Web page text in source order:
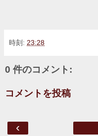
時刻: 23:28
0 件のコメント:
コメントを投稿
‹